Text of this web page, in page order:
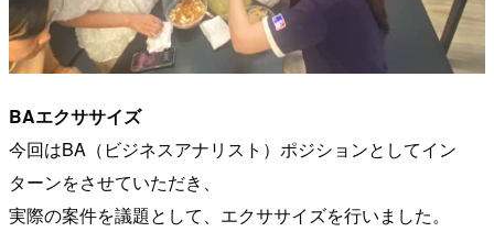
BAエクササイズ
今回はBA（ビジネスアナリスト）ポジションとしてイン
ターンをさせていただき、
実際の案件を議題として、エクササイズを行いました。